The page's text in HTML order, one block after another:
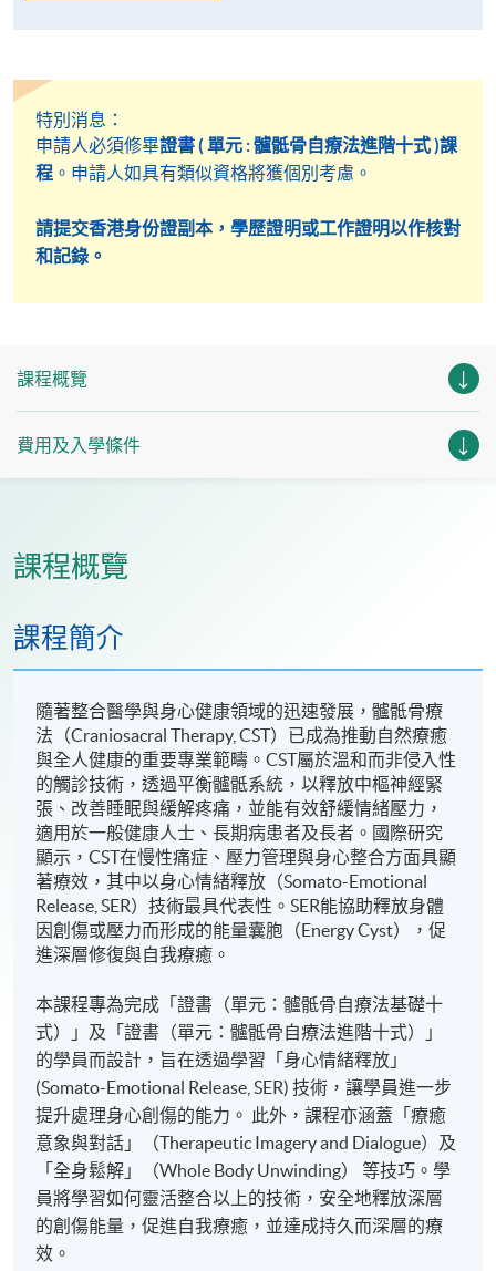
特別消息：
申請人必須修畢證書 ( 單元 : 髗骶骨自療法進階十式 )課
程 。申請人如具有類似資格將獲個別考慮。
請提交香港身份證副本，學歷證明或工作證明以作核對
和記錄。
課程概覽
費用及入學條件
課程概覽
課程簡介
隨著整合醫學與身心健康領域的迅速發展，髗骶骨療
法（Craniosacral Therapy, CST）已成為推動自然療癒
與全人健康的重要專業範疇。CST屬於溫和而非侵入性
的觸診技術，透過平衡髗骶系統，以釋放中樞神經緊
張、改善睡眠與緩解疼痛，並能有效舒緩情緒壓力，
適用於一般健康人士、長期病患者及長者。國際研究
顯示，CST在慢性痛症、壓力管理與身心整合方面具顯
著療效，其中以身心情緒釋放（Somato-Emotional
Release, SER）技術最具代表性。SER能協助釋放身體
因創傷或壓力而形成的能量囊胞（Energy Cyst），促
進深層修復與自我療癒。
本課程專為完成「證書（單元：髗骶骨自療法基礎十
式）」及「證書（單元：髗骶骨自療法進階十式）」
的學員而設計，旨在透過學習「身心情緒釋放」
(Somato-Emotional Release, SER) 技術，讓學員進一步
提升處理身心創傷的能力。 此外，課程亦涵蓋「療癒
意象與對話」（Therapeutic Imagery and Dialogue）及
「全身鬆解」（Whole Body Unwinding） 等技巧。學
員將學習如何靈活整合以上的技術，安全地釋放深層
的創傷能量，促進自我療癒，並達成持久而深層的療
效。